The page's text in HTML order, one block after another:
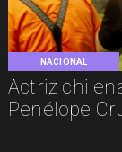
NACIONAL
Actriz
Penélope